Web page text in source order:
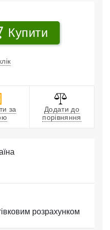
Купити
за
Додати до
порівняння
розрахунком